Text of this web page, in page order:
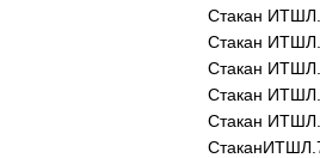
Стакан
Стакан
Стакан
Стакан
Стакан